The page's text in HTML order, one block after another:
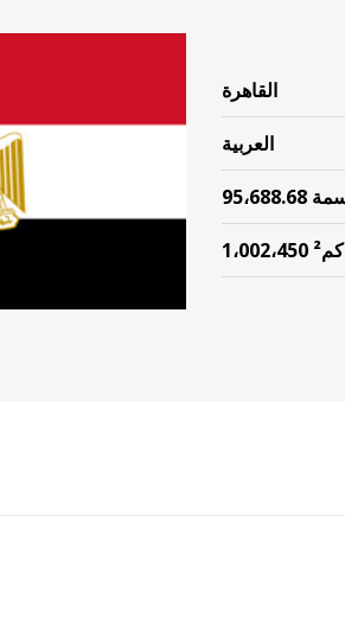
القاهرة
العربية
نسمة
1،002،450 كم²